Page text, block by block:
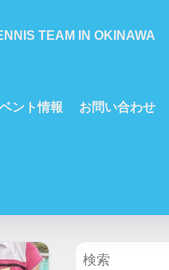
TEAM IN OKINAWA
ント情報 お問い合わせ